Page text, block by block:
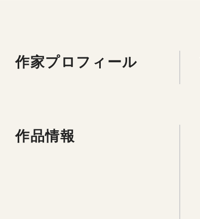
作家プロフィール
作品情報